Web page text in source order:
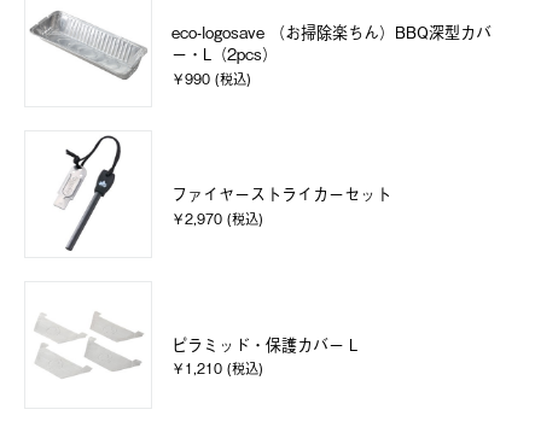
eco-logosave （お掃除楽ちん）BBQ深型カバ
ー・L（2pcs）
￥990 (税込)
ファイヤーストライカーセット
￥2,970 (税込)
ピラミッド・保護カバー L
￥1,210 (税込)